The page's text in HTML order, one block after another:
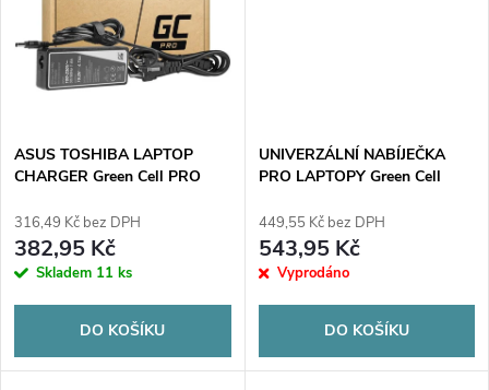
t
ů
t
ASUS TOSHIBA LAPTOP
CHARGER Green Cell PRO
5,5mm/2,5mm
316,49 Kč bez DPH
382,95 Kč
Skladem 11 ks
DO KOŠÍKU
UNIVERZÁLNÍ NABÍJEČKA
PRO LAPTOPY Green Cell
USB-C
449,55 Kč bez DPH
543,95 Kč
Vyprodáno
DO KOŠÍKU